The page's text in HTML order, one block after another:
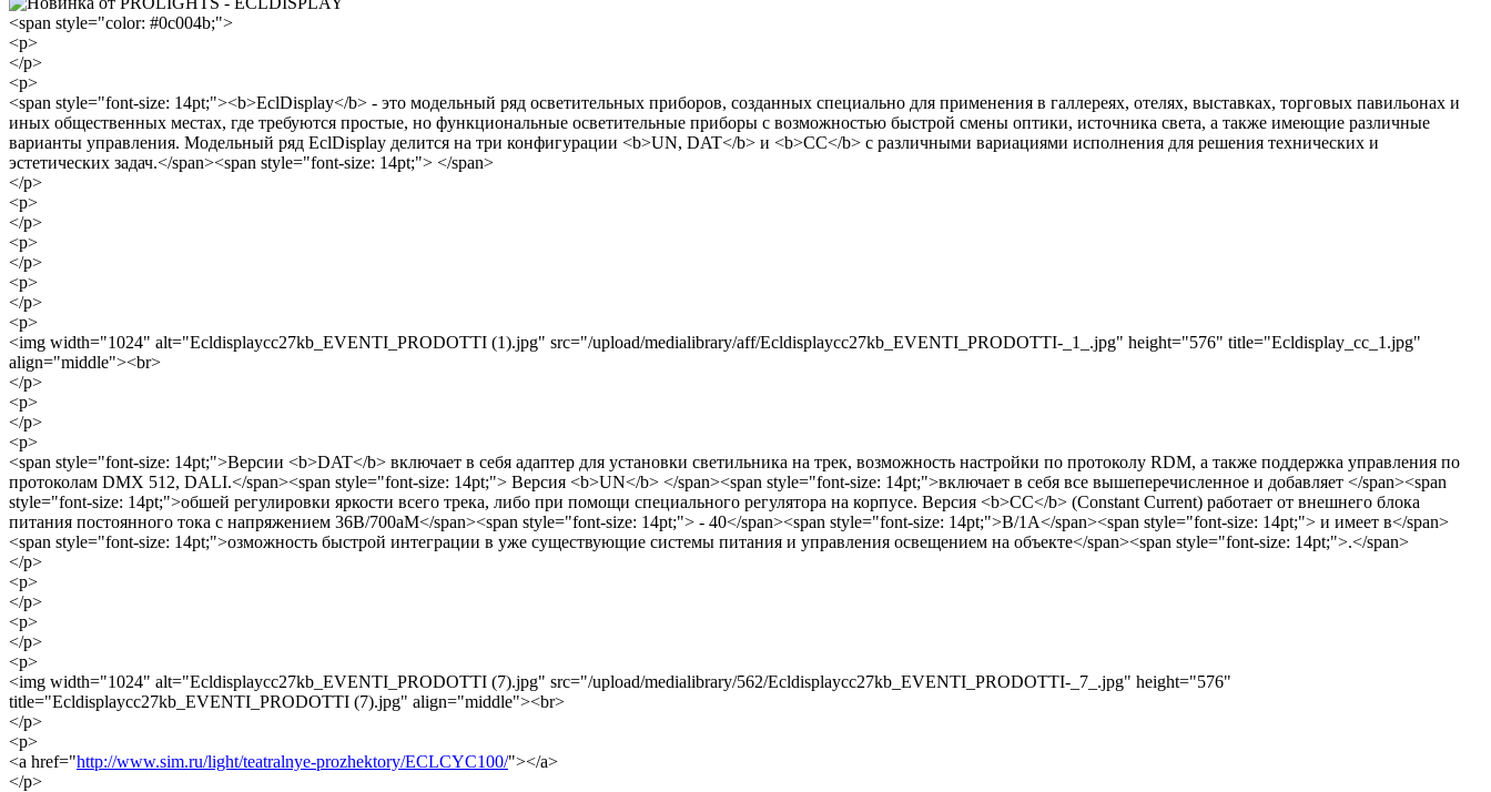
<span style="color: #0c004b;">
<p>
</p>
<p>
<span style="font-size: 14pt;"><b>EclDisplay</b> - это модельный ряд осветительных приборов, созданных специально для применения в галлереях, отелях, выставках, торговых павильонах и
иных общественных местах, где требуются простые, но функциональные осветительные приборы с возможностью быстрой смены оптики, источника света, а также имеющие различные
варианты управления. Модельный ряд EclDisplay делится на три конфигурации <b>UN, DAT</b> и <b>СС</b> с различными вариациями исполнения для решения технических и
эстетических задач.</span><span style="font-size: 14pt;"> </span>
</p>
<p>
</p>
<p>
</p>
<p>
</p>
<p>
<img width="1024" alt="Ecldisplaycc27kb_EVENTI_PRODOTTI (1).jpg" src="/upload/medialibrary/aff/Ecldisplaycc27kb_EVENTI_PRODOTTI-_1_.jpg" height="576" title="Ecldisplay_cc_1.jpg"
align="middle"><br>
</p>
<p>
</p>
<p>
<span style="font-size: 14pt;">Версии <b>DAT</b> включает в себя адаптер для установки светильника на трек, возможность настройки по протоколу RDM, а также поддержка управления по
протоколам DMX 512, DALI.</span><span style="font-size: 14pt;"> Версия <b>UN</b> </span><span style="font-size: 14pt;">включает в себя все вышеперечисленное и добавляет </span><span
style="font-size: 14pt;">обшей регулировки яркости всего трека, либо при помощи специального регулятора на корпусе. Версия <b>CC</b> (Constant Current) работает от внешнего блока
питания постоянного тока с напряжением 36В/700аМ</span><span style="font-size: 14pt;"> - 40</span><span style="font-size: 14pt;">В/1А</span><span style="font-size: 14pt;"> и имеет в</span>
<span style="font-size: 14pt;">озможность быстрой интеграции в уже существующие системы питания и управления освещением на объекте</span><span style="font-size: 14pt;">.</span>
</p>
<p>
</p>
<p>
</p>
<p>
<img width="1024" alt="Ecldisplaycc27kb_EVENTI_PRODOTTI (7).jpg" src="/upload/medialibrary/562/Ecldisplaycc27kb_EVENTI_PRODOTTI-_7_.jpg" height="576"
title="Ecldisplaycc27kb_EVENTI_PRODOTTI (7).jpg" align="middle"><br>
</p>
<p>
<a href="http://www.sim.ru/light/teatralnye-prozhektory/ECLCYC100/"></a>
</p>